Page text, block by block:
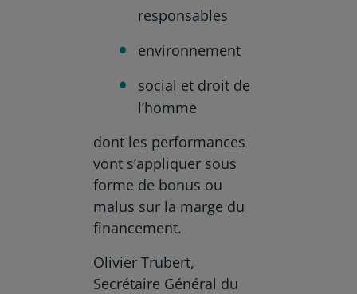
responsables
environnement
social et droit de
l’homme
dont les performances
vont s’appliquer sous
forme de bonus ou
malus sur la marge du
financement.
Olivier Trubert,
Secrétaire Général du